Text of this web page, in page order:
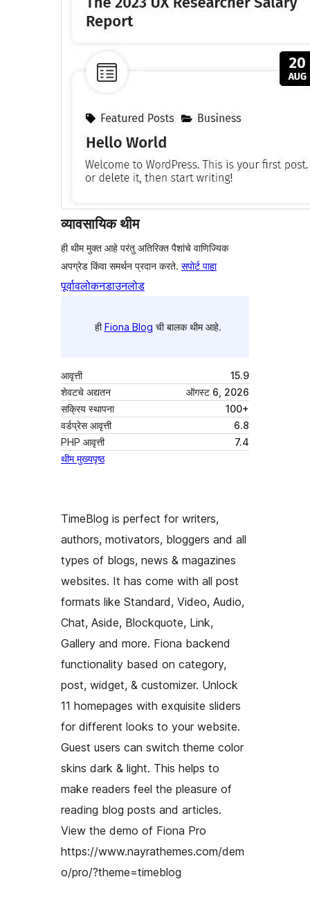
व्यावसायिक थीम
ही थीम मुक्त आहे परंतु अतिरिक्त पैशांचे वाणिज्यिक
अपग्रेड किंवा समर्थन प्रदान करते. सपोर्ट पाहा
पूर्वावलोकनडाउनलोड
हीFiona Blog ची बालक थीम आहे.
आवृत्ती
15.9
शेवटचे अद्यतन
ऑगस्ट 6, 2026
सक्रिय स्थापना
100+
वर्डप्रेस आवृत्ती
6.8
PHP आवृत्ती
7.4
थीम मुख्यपृष्ठ
TimeBlog is perfect for writers,
authors, motivators, bloggers and all
types of blogs, news & magazines
websites. It has come with all post
formats like Standard, Video, Audio,
Chat, Aside, Blockquote, Link,
Gallery and more. Fiona backend
functionality based on category,
post, widget, & customizer. Unlock
11 homepages with exquisite sliders
for different looks to your website.
Guest users can switch theme color
skins dark & light. This helps to
make readers feel the pleasure of
reading blog posts and articles.
View the demo of Fiona Pro
https://www.nayrathemes.com/dem
o/pro/?theme=timeblog